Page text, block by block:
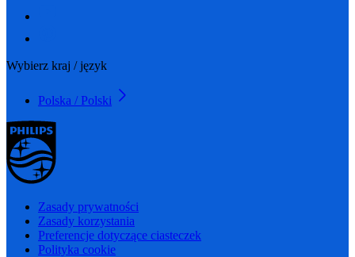
Wybierz kraj / język
Polska / Polski
Zasady prywatności
Zasady korzystania
Preferencje dotyczące ciasteczek
Polityka cookie